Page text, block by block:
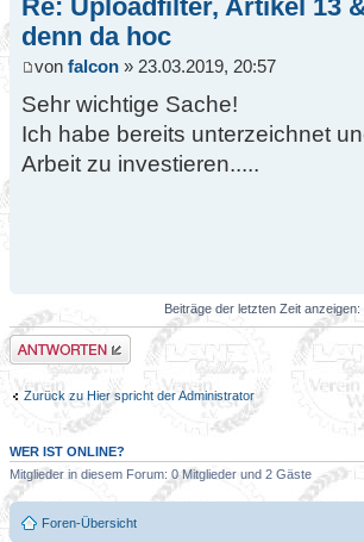
Re: Uploadfilter, Artikel 13
denn da hoc
von falcon » 23.03.2019, 20:57
Sehr wichtige Sache!
Ich habe bereits unterzeichnet
Arbeit zu investieren.....
Beiträge der letzten Zeit anzeigen:
Antwort erstellen
Zurück zu Hier spricht der Administrator
WER IST ONLINE?
Mitglieder in diesem Forum: 0 Mitglieder und 2 Gäste
Foren-Übersicht